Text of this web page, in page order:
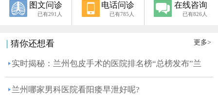
图文问诊
已有291人
电话问诊
已有785人
在线咨询
已有826人
猜你还想看 更多>
实时揭秘：兰州包皮手术的医院排名榜“总榜发布”兰
州...
兰州哪家男科医院看阳痿早泄好呢?